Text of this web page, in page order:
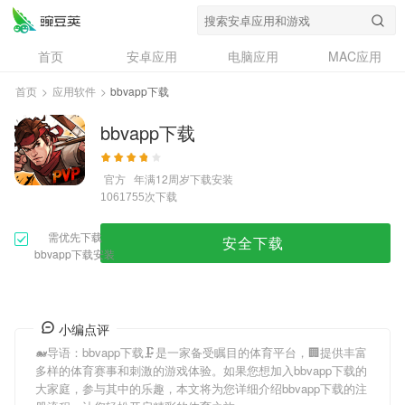
首页 安卓应用 电脑应用
MAC应用
资讯
专题
问答
首页 > 应用软件 > bbvapp下载
bbvapp下载
官方 年满12周岁下载安装
1061755次下载
需优先下载
bbvapp下载安装
安全下载
小编点评
🐋导语： bbvapp下载🗜是一家备受瞩目的体育平台，🏢提供丰富
多样的体育赛事和刺激的游戏体验。如果您想加入bbvapp下载的
大家庭，参与其中的乐趣，本文将为您详细介绍bbvapp下载的注